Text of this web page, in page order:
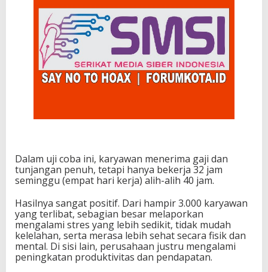
Dalam uji coba ini, karyawan menerima gaji dan
tunjangan penuh, tetapi hanya bekerja 32 jam
seminggu (empat hari kerja) alih-alih 40 jam.
Hasilnya sangat positif. Dari hampir 3.000 karyawan
yang terlibat, sebagian besar melaporkan
mengalami stres yang lebih sedikit, tidak mudah
kelelahan, serta merasa lebih sehat secara fisik dan
mental. Di sisi lain, perusahaan justru mengalami
peningkatan produktivitas dan pendapatan.